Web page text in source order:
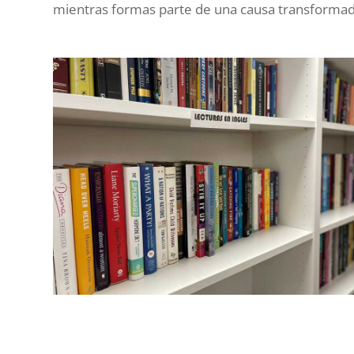
mientras formas parte de una causa